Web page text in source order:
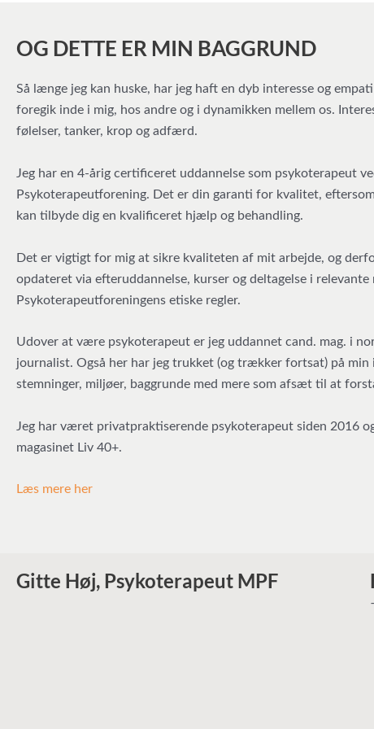
OG DETTE ER MIN BAGGRUND
Så længe jeg kan huske, har jeg haft en dyb interesse og
foregik inde i mig, hos andre og i dynamikken mellem os.
følelser, tanker, krop og adfærd.
Jeg har en 4-årig certificeret uddannelse som psykoterapeut
Psykoterapeutforening. Det er din garanti for kvalitet,
kan tilbyde dig en kvalificeret hjælp og behandling.
Det er vigtigt for mig at sikre kvaliteten af mit arbejde, og
opdateret via efteruddannelse, kurser og deltagelse i
Psykoterapeutforeningens etiske regler.
Udover at være psykoterapeut er jeg uddannet cand. mag. i
journalist. Også her har jeg trukket (og trækker fortsat) på min
stemninger, miljøer, baggrunde med mere som afsæt til at
Jeg har været privatpraktiserende psykoterapeut siden 2016
magasinet Liv 40+.
Læs mere her
Gitte Høj, Psykoterapeut MPF